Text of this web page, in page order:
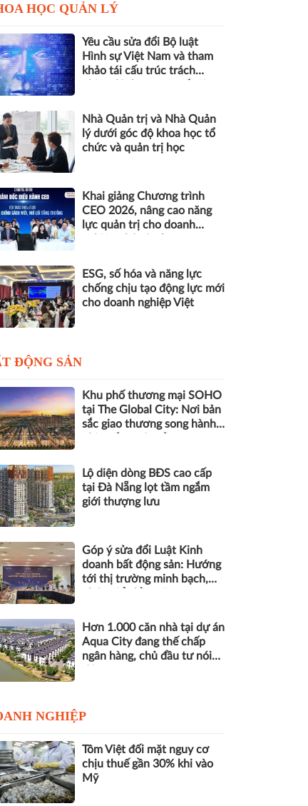
HỌC QUẢN LÝ
Yêu cầu sửa đổi Bộ luật
Hình sự Việt Nam và tham
khảo tái cấu trúc trách
nhân tạo
Nhà Quản trị và Nhà Quản
lý dưới góc độ khoa học tổ
chức và quản trị học
Khai giảng Chương trình
CEO 2026, nâng cao năng
lực quản trị cho doanh
ESG, số hóa và năng lực
chống chịu tạo động lực mới
cho doanh nghiệp Việt
ĐỘNG SẢN
Khu phố thương mại SOHO
tại The Global City: Nơi bản
sắc giao thương song hành
Lộ diện dòng BĐS cao cấp
tại Đà Nẵng lọt tầm ngắm
giới thượng lưu
Góp ý sửa đổi Luật Kinh
doanh bất động sản: Hướng
tới thị trường minh bạch,
Hơn 1.000 căn nhà tại dự án
Aqua City đang thế chấp
ngân hàng, chủ đầu tư nói
NGHIỆP
Tôm Việt đối mặt nguy cơ
chịu thuế gần 30% khi vào
Mỹ